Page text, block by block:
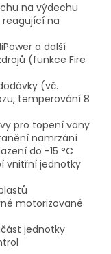
na výdechu
na
a další
(funkce Fire
(vč.
temperování 8
pro topení vany
namrzání
do -15 °C
vnitřní jednotky
motorizované
jednotky